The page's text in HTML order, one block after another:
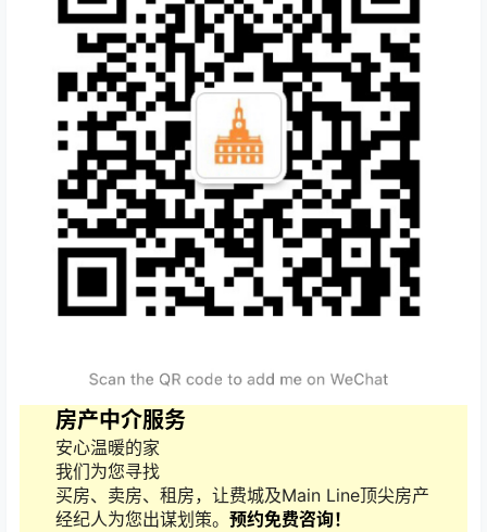
房产中介服务
安心温暖的家
我们为您寻找
买房、卖房、租房，让费城及Main Line顶尖房产
经纪人为您出谋划策。 预约免费咨询！